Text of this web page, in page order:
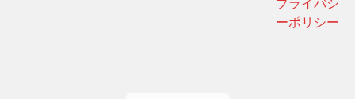
プライバシ
ーポリシー